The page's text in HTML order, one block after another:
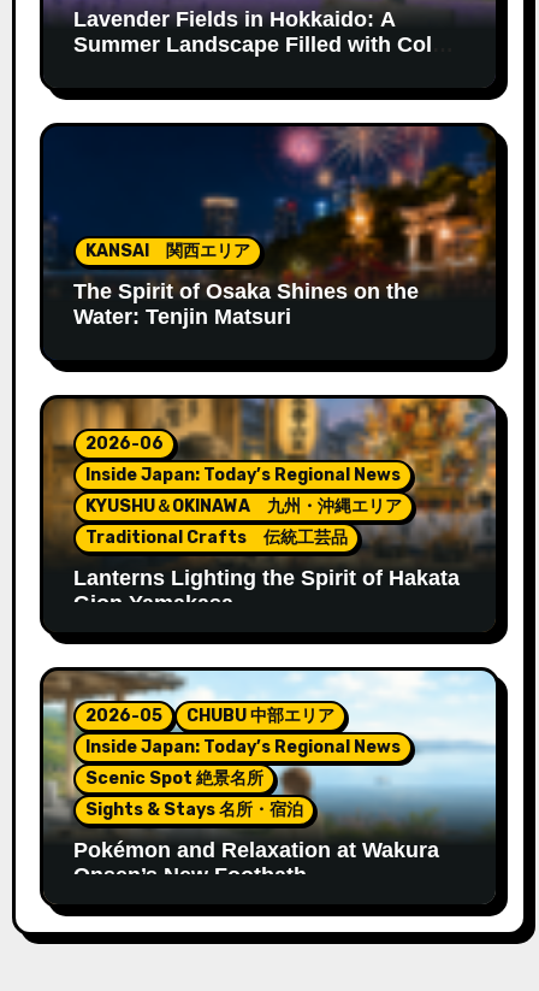
Lavender Fields in Hokkaido: A
Summer Landscape Filled with Color
KANSAI 関西エリア
The Spirit of Osaka Shines on the
Water: Tenjin Matsuri
2026-06
Inside Japan: Today’s Regional News
KYUSHU＆OKINAWA 九州・沖縄エリア
Traditional Crafts 伝統工芸品
Lanterns Lighting the Spirit of Hakata
Gion Yamakasa
2026-05
CHUBU 中部エリア
Inside Japan: Today’s Regional News
Scenic Spot 絶景名所
Sights & Stays 名所・宿泊
Pokémon and Relaxation at Wakura
Onsen’s New Footbath